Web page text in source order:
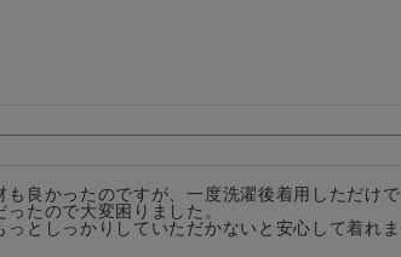
も良かったのですが、一度洗濯後着用しただけ
ったので大変困りました。
っとしっかりしていただかないと安心して着れま